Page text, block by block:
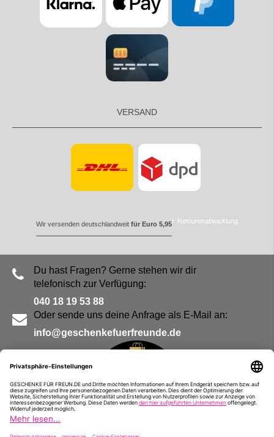
VERSAND
Wir versenden deutschlandweit für Euro 5,95 Retourenabwicklung
Du hast Fragen? Gerne stehen wir dir
telefonisch zur Verfügung:
040 18 19 53 88
Oder sende uns deine Anfrage als E-Mail an:
info@geschenkefuerfreunde.de